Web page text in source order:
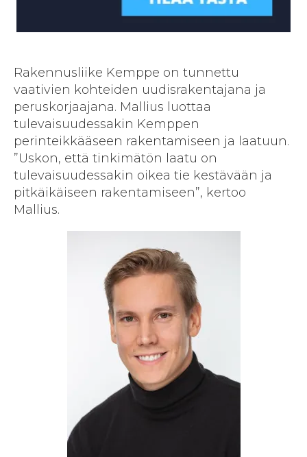
Rakennusliike Kemppe on tunnettu
vaativien kohteiden uudisrakentajana ja
peruskorjaajana. Mallius luottaa
tulevaisuudessakin Kemppen
perinteikkääseen rakentamiseen ja laatuun.
”Uskon, että tinkimätön laatu on
tulevaisuudessakin oikea tie kestävään ja
pitkäikäiseen rakentamiseen”, kertoo
Mallius.